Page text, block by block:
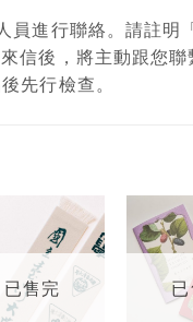
員進行聯絡。請註明
信後，將主動跟您聯
先行檢查。
加入
「願
望輕
已售完